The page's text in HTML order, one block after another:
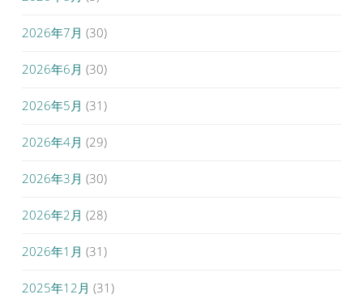
2026年7月 (30)
2026年6月 (30)
2026年5月 (31)
2026年4月 (29)
2026年3月 (30)
2026年2月 (28)
2026年1月 (31)
2025年12月 (31)